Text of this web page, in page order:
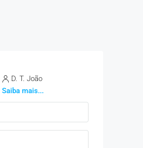
D. T. João
Saiba mais...